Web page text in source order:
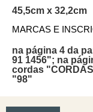
45,5cm x 32,2cm
MARCAS E
na página 4 da
91 1456"; na
cordas
"98"